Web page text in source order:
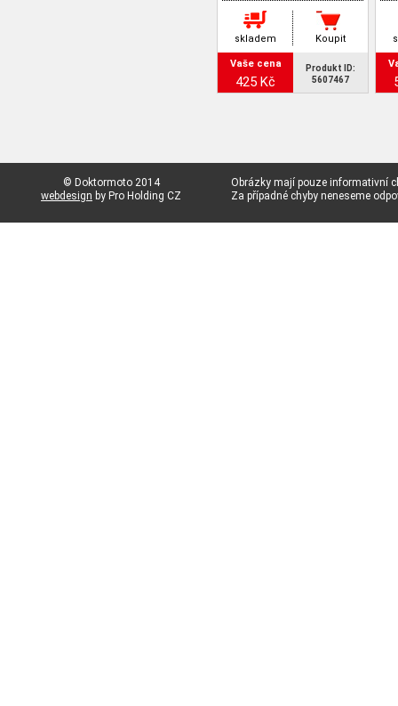
skladem Koupit
Vaše cena
425 Kč
Produkt ID:
5607467
© Doktormoto 2014
webdesign by Pro Holding CZ
Obrázky mají pouze informativní
Za případné chyby neneseme